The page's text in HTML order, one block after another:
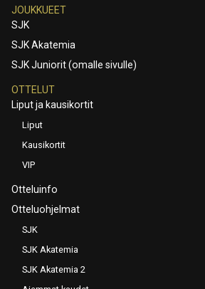
JOUKKUEET
SJK
SJK Akatemia
SJK Juniorit (omalle sivulle)
OTTELUT
Liput ja kausikortit
Liput
Kausikortit
VIP
Otteluinfo
Otteluohjelmat
SJK
SJK Akatemia
SJK Akatemia 2